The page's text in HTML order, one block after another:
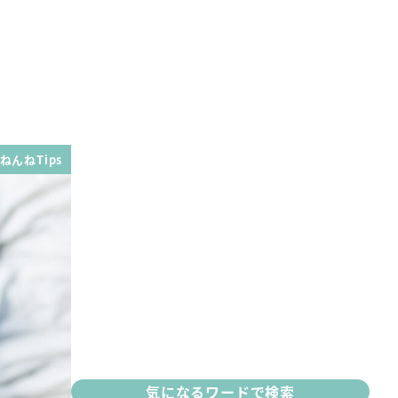
ねんねTips
気になるワードで検索